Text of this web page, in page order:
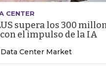
CENTER
supera los 300
el impulso de la IA
Center Market